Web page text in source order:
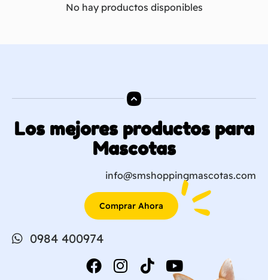
No hay productos disponibles
Los mejores productos para
Mascotas
info@smshoppingmascotas.com
Comprar Ahora
0984 400974